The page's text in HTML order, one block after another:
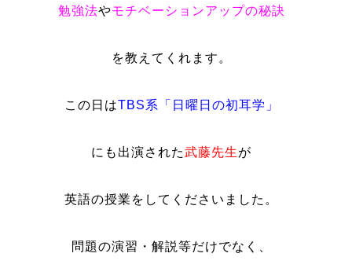
勉強法やモチベーションアップの秘訣
を教えてくれます。
この日はTBS系「日曜日の初耳学」
にも出演された武藤先生が
英語の授業をしてくださいました。
問題の演習・解説等だけでなく、